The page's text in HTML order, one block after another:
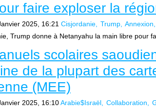
faire exploser la
2025, 16:21 Cisjordanie Trump Annexion
Trump donne à Netanyahu la main libre pour
scolaires
de la plupart des
(MEE)
2025, 16:10Arabie$Israël Collaboration